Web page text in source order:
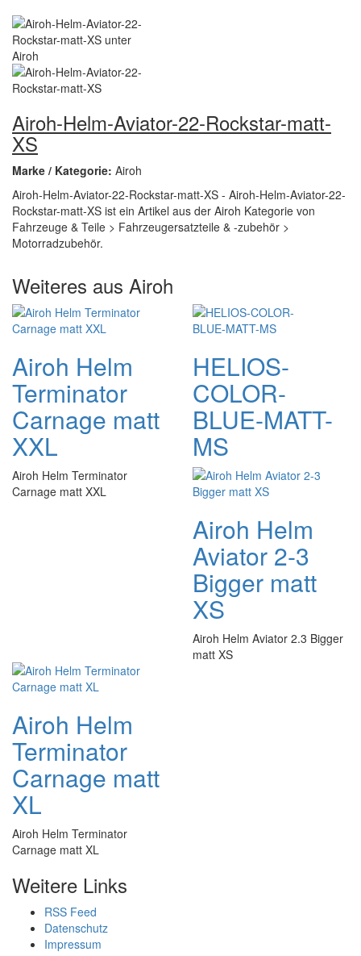
Airoh-Helm-Aviator-22-Rockstar-matt-
XS
Marke / Kategorie: Airoh
Airoh-Helm-Aviator-22-Rockstar-matt-XS - Airoh-Helm-Aviator-22-
Rockstar-matt-XS ist ein Artikel aus der Airoh Kategorie von
Fahrzeuge & Teile > Fahrzeugersatzteile & -zubehör >
Motorradzubehör.
Weiteres aus Airoh
Airoh Helm
Terminator
Carnage matt
XXL
Airoh Helm Terminator
Carnage matt XXL
HELIOS-
COLOR-
BLUE-MATT-
MS
Airoh Helm
Aviator 2-3
Bigger matt
XS
Airoh Helm Aviator 2.3 Bigger
matt XS
Airoh Helm
Terminator
Carnage matt
XL
Airoh Helm Terminator
Carnage matt XL
Weitere Links
RSS Feed
Datenschutz
Impressum